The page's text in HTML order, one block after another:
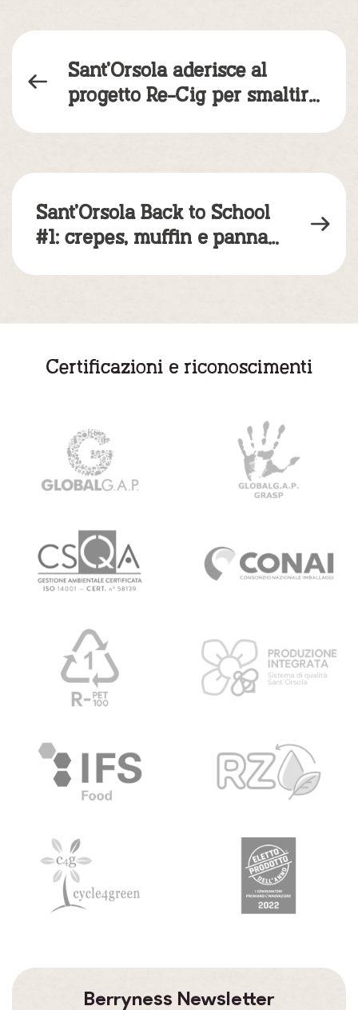
Sant’Orsola aderisce al
progetto Re-Cig per smaltire
Sant’Orsola Back to School
#1: crepes, muffin e panna
Certificazioni e riconoscimenti
Berryness Newsletter